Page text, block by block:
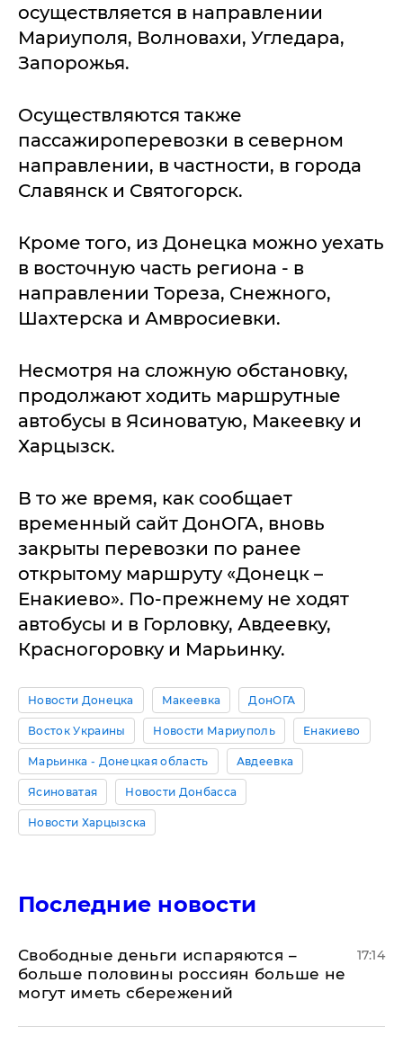
осуществляется в направлении
Мариуполя, Волновахи, Угледара,
Запорожья.
Осуществляются также
пассажироперевозки в северном
направлении, в частности, в города
Славянск и Святогорск.
Кроме того, из Донецка можно уехать
в восточную часть региона - в
направлении Тореза, Снежного,
Шахтерска и Амвросиевки.
Несмотря на сложную обстановку,
продолжают ходить маршрутные
автобусы в Ясиноватую, Макеевку и
Харцызск.
В то же время, как сообщает
временный сайт ДонОГА, вновь
закрыты перевозки по ранее
открытому маршруту «Донецк –
Енакиево». По-прежнему не ходят
автобусы и в Горловку, Авдеевку,
Красногоровку и Марьинку.
Новости Донецка Макеевка ДонОГА
Восток Украины Новости Мариуполь Енакиево
Марьинка - Донецкая область Авдеевка
Ясиноватая Новости Донбасса
Новости Харцызска
Последние новости
Свободные деньги испаряются –
больше половины россиян больше не
могут иметь сбережений
17:14